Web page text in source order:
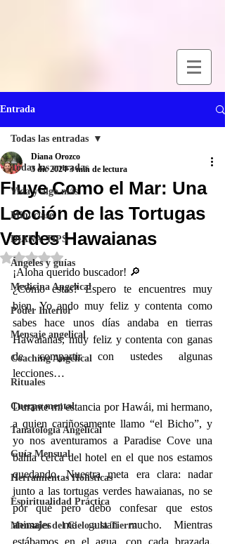
Entrada
Todas las entradas
Vida y algo más
Mini clase
DIANA-TIPS
Ángeles y guías
Medicina Angelical
Poder Interior
Mensaje angelical
Coaching Angelical
Rituales
Cuerpo mental
Tanatología Angelical
Guía Mensual
Herramientas Holísticas
Espiritualidad Práctica
Mensajes del Cielo a la Tierra
Todas las entradas
Fluye Como el Mar: Una
Lección de las Tortugas
Verdes Hawaianas
Diana Orozco
3 dic 2024 3 min de lectura
Obtuvo NaN de 5 estrellas.
¡Aloha querido buscador! 🔎
¿Cómo estas? Espero te encuentres muy
bien. Yo ando muy feliz y contenta como
sabes hace unos días andaba en tierras
Hawaianas, muy feliz y contenta con ganas
de compartir con ustedes algunas
lecciones…
Durante mi estancia por Hawái, mi hermano,
a quien cariñosamente llamo “el Bicho”, y
yo nos aventuramos a Paradise Cove una
bahía cerca del hotel en el que nos estamos
quedando. Nuestra meta era clara: nadar
junto a las tortugas verdes hawaianas, no se
por qué pero debo confesar que estos
animales me gustan mucho. Mientras
estábamos en el agua, con cada brazada,